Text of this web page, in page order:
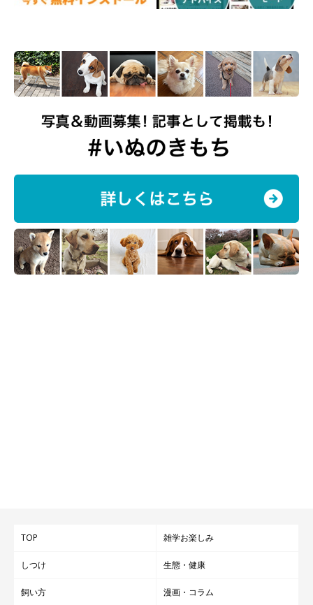
TOP 雑学お楽しみ
しつけ 生態・健康
飼い方 漫画・コラム